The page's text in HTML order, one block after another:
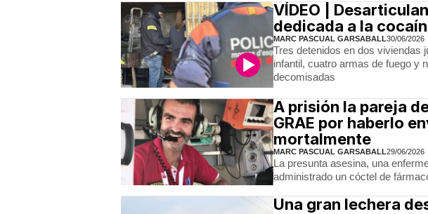
VÍDEO |
dedicada a la
MARC PASCUAL GARSABALL30/06/2026
Tres detenidos en dos viviendas
infantil, cuatro armas de fuego y
decomisadas
A prisión la pareja
GRAE por haberlo
mortalmente
MARC PASCUAL GARSABALL29/06/2026
La presunta asesina, una
administrado un cóctel de
Una gran lechera